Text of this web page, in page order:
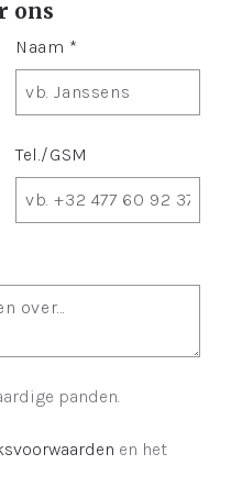
ons
Naam *
Tel./GSM
panden.
en het